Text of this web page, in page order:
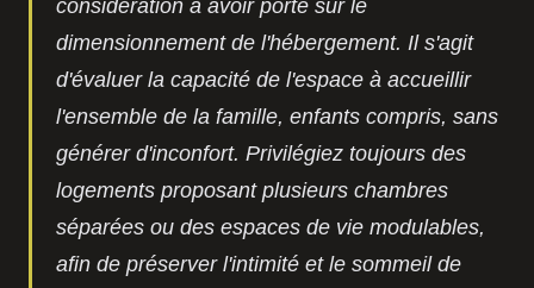
considération à avoir porte sur le
dimensionnement de l'hébergement. Il s'agit
d'évaluer la capacité de l'espace à accueillir
l'ensemble de la famille, enfants compris, sans
générer d'inconfort. Privilégiez toujours des
logements proposant plusieurs chambres
séparées ou des espaces de vie modulables,
afin de préserver l'intimité et le sommeil de